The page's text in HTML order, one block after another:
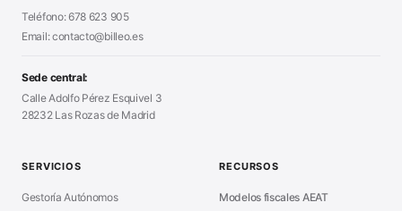
■ Generador Presupuestos
Generador Facturas
■Modelo Nómina PDF
■Calculadora Vacaciones
Declaración Renta 2026
■Certificado Digital
■Sanciones Hacienda
■Asesoría en Madrid
Teléfono: 678 623 905
Email: contacto@billeo.es
Sede central:
Calle Adolfo Pérez Esquivel 3
28232 Las Rozas de Madrid
SERVICIOS
Gestoría Autónomos
RECURSOS
Modelos fiscales AEAT